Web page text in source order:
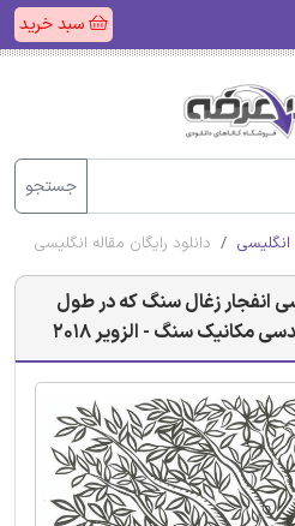
سبد خرید
جستجو
انگلیسی دانلود رایگان مقاله انگلیسی
انفجار زغال سنگ که در طول
مکانیک سنگ - الزویر 2018